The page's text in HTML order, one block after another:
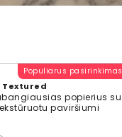
Populiarus pasirinkimas
Textured
popierius su
paviršiumi